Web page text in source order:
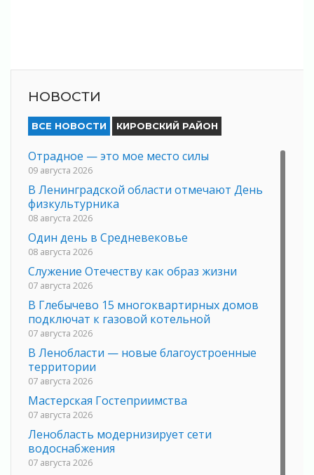
НОВОСТИ
ВСЕ НОВОСТИ КИРОВСКИЙ РАЙОН
Отрадное — это мое место силы
09 августа 2026
В Ленинградской области отмечают День
физкультурника
08 августа 2026
Один день в Средневековье
08 августа 2026
Служение Отечеству как образ жизни
07 августа 2026
В Глебычево 15 многоквартирных домов
подключат к газовой котельной
07 августа 2026
В Ленобласти — новые благоустроенные
территории
07 августа 2026
Мастерская Гостеприимства
07 августа 2026
Ленобласть модернизирует сети
водоснабжения
07 августа 2026